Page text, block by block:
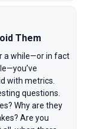
Them
a while—or in fact
with metrics.
questions.
Why are they
Are you